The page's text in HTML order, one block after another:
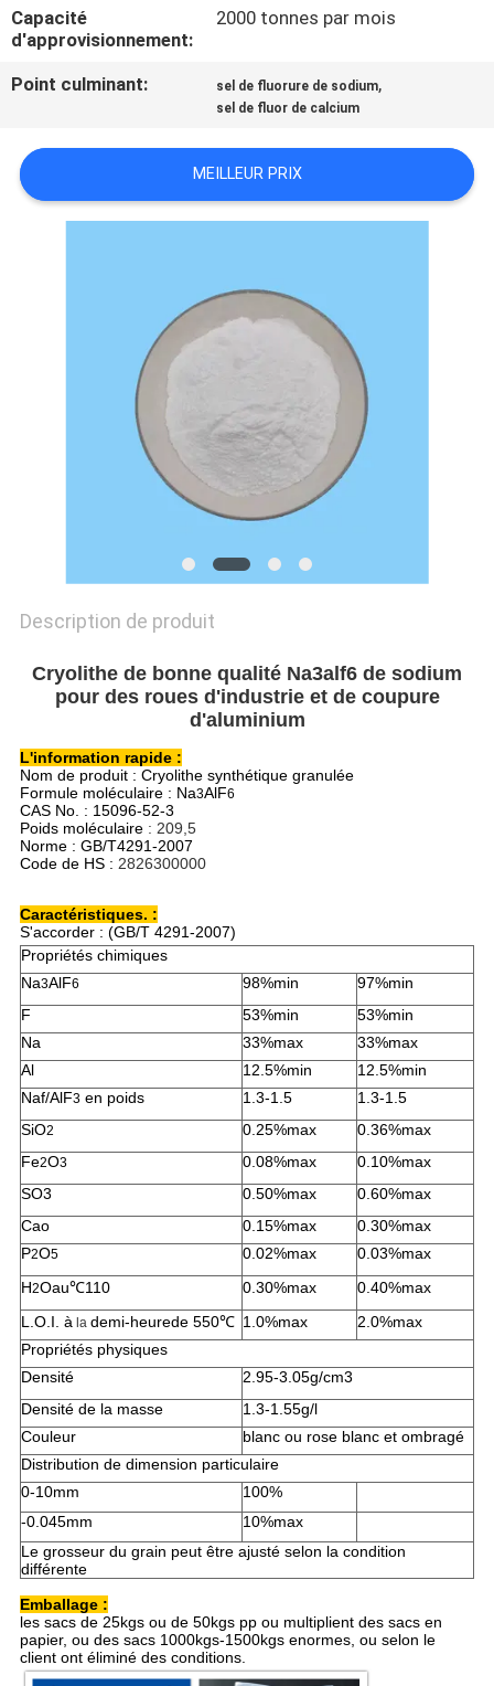
LA
QUALITÉ
CONTACTER
DEMANDEZ
UN DEVIS
POLITIQUE
CONFIDENTIALITÉ
Capacité
d'approvisionnement:
2000 tonnes par mois
Point culminant: sel de fluorure de sodium,
sel de fluor de calcium
MEILLEUR PRIX
Description de produit
Cryolithe de bonne qualité Na3alf6 de sodium
pour des roues d'industrie et de coupure
d'aluminium
L'information rapide :
Nom de produit : Cryolithe synthétique granulée
Formule moléculaire : Na3AlF6
CAS No. : 15096-52-3
Poids moléculaire : 209,5
Norme : GB/T4291-2007
Code de HS : 2826300000
Caractéristiques. :
S'accorder : (GB/T 4291-2007)
Propriétés chimiques
Na3AlF6 98%min
97%min
F
53%min
53%min
Na
33%max
33%max
Al
12.5%min
12.5%min
Naf/AlF3en poids 1.3-1.5
1.3-1.5
SiO2 0.25%max
0.36%max
Fe2O3 0.08%max
0.10%max
SO3
0.50%max
0.60%max
Cao
0.15%max
0.30%max
P2O5 0.02%max
0.03%max
H2Oau℃110 0.30%max
0.40%max
L.O.I. àla demi-heurede 550℃ 1.0%max
2.0%max
Propriétés physiques
Densité
2.95-3.05g/cm3
Densité de la masse
1.3-1.55g/l
Couleur
blanc ou rose blanc et ombragé
Distribution de dimension particulaire
0-10mm
100%
-0.045mm
10%max
Le grosseur du grain peut être ajusté selon la condition
différente
Emballage :
les sacs de 25kgs ou de 50kgs pp ou multiplient des sacs en
papier, ou des sacs 1000kgs-1500kgs enormes, ou selon le
client ont éliminé des conditions.